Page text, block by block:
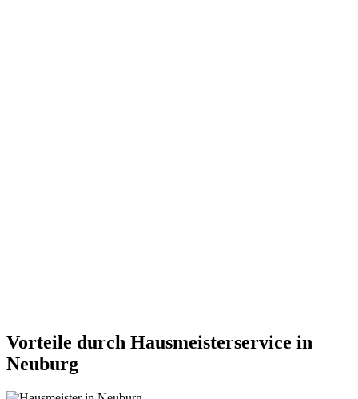
Vorteile durch Hausmeisterservice in
Neuburg